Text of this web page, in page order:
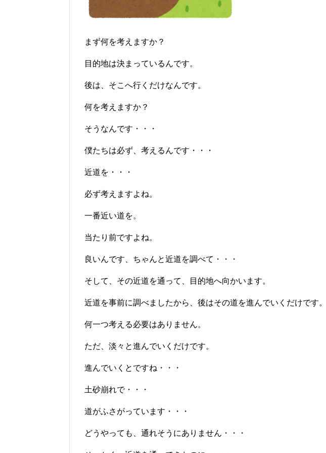
まず何を考えますか？
目的地は決まっているんです。
後は、そこへ行くだけなんです。
何を考えますか？
そうなんです・・・
僕たちは必ず、考えるんです・・・
近道を・・・
必ず考えますよね。
一番近い道を。
当たり前ですよね。
良いんです、ちゃんと近道を調べて・・・
そして、その近道を通って、目的地へ向かいます。
近道を事前に調べましたから、後はその道を進んでいくだけです。
何一つ考える必要はありません。
ただ、淡々と進んでいくだけです。
進んでいくとですね・・・
土砂崩れで・・・
道がふさがっています・・・
どうやっても、通れそうにありません・・・